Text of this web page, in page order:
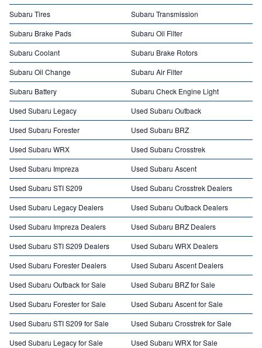
Subaru Tires
Subaru Transmission
Subaru Brake Pads
Subaru Oil Filter
Subaru Coolant
Subaru Brake Rotors
Subaru Oil Change
Subaru Air Filter
Subaru Battery
Subaru Check Engine Light
Used Subaru Legacy
Used Subaru Outback
Used Subaru Forester
Used Subaru BRZ
Used Subaru WRX
Used Subaru Crosstrek
Used Subaru Impreza
Used Subaru Ascent
Used Subaru STI S209
Used Subaru Crosstrek Dealers
Used Subaru Legacy Dealers
Used Subaru Outback Dealers
Used Subaru Impreza Dealers
Used Subaru BRZ Dealers
Used Subaru STI S209 Dealers
Used Subaru WRX Dealers
Used Subaru Forester Dealers
Used Subaru Ascent Dealers
Used Subaru Outback for Sale
Used Subaru BRZ for Sale
Used Subaru Forester for Sale
Used Subaru Ascent for Sale
Used Subaru STI S209 for Sale
Used Subaru Crosstrek for Sale
Used Subaru Legacy for Sale
Used Subaru WRX for Sale